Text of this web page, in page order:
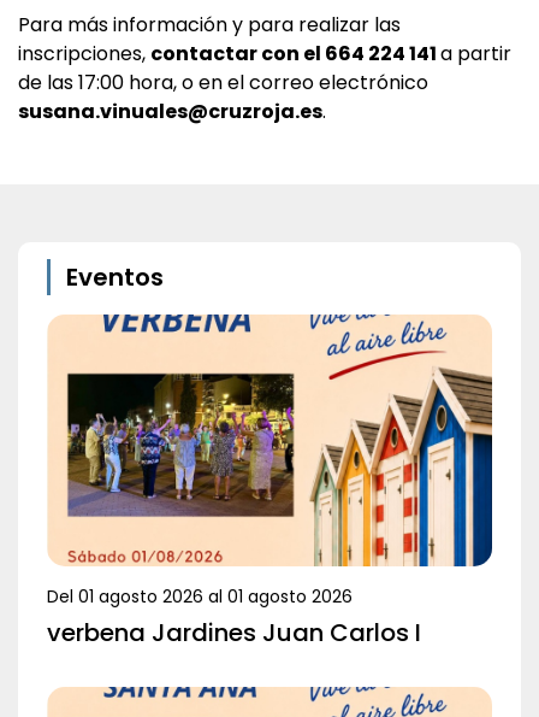
Para más información y para realizar las
inscripciones, contactar con el 664 224 141a partir
de las 17:00 hora, o en el correo electrónico
susana.vinuales@cruzroja.es.
Eventos
Del 01 agosto 2026 al 01 agosto 2026
verbena Jardines Juan Carlos I